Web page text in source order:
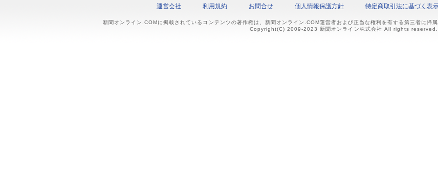
運営会社 利用規約 お問合せ 個人情報保護方針 特定商取引法に基づく表
新聞オンライン.COMに掲載されているコンテンツの著作権は、新聞オンライン.COM運営者および正当な権利を有する第三者に帰
Copyright(C) 2009-2023 新聞オンライン株式会社 All rights reserved.